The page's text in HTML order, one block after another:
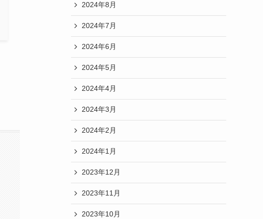
2024年8月
2024年7月
2024年6月
2024年5月
2024年4月
2024年3月
2024年2月
2024年1月
2023年12月
2023年11月
2023年10月